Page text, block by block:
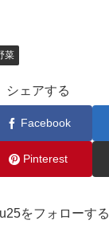
菜
シェアする
Facebook
Pinterest
をフォローする